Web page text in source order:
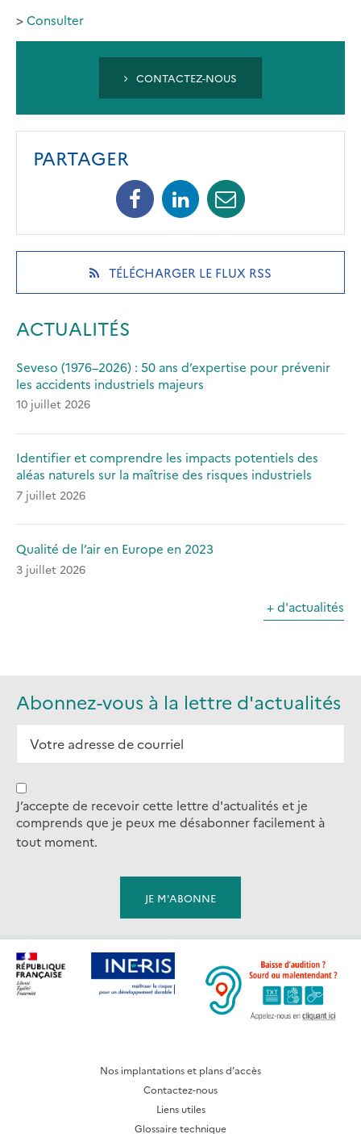
>Consulter
CONTACTEZ-NOUS
PARTAGER
Facebook
(opens
a
new
tab)
Linkedin
(opens
a
new
tab)
Mail
(opens
a
new
tab)
TÉLÉCHARGER LE FLUX RSS(OPENS
ACTUALITÉS
Seveso (1976–2026) : 50 ans d’expertise pour prévenir
les accidents industriels majeurs
10 juillet 2026
Identifier et comprendre les impacts potentiels des
aléas naturels sur la maîtrise des risques industriels
7 juillet 2026
Qualité de l’air en Europe en 2023
3 juillet 2026
+ d'actualités
Abonnez-vous à la lettre d'actualités
J’accepte de recevoir cette lettre d'actualités et je
comprends que je peux me désabonner facilement à
tout moment.
Nos implantations et plans d’accès
Contactez-nous
Liens utiles
Glossaire technique